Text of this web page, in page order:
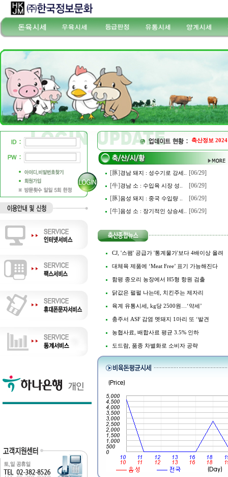
축산정보
[豚] 경남 돼지 : 성수기로 강세..
[06/29]
[牛] 경남 소 : 수입육 시장 성..
[06/29]
[豚] 음성 돼지 : 중국 수입량 ..
[06/29]
[牛] 음성 소 : 장기적인 상승세.. [06/29]
CJ, '스팸' 공급가 '통계물가'보다 4배이상 올려
대체육 제품에 ‘Meat Free’ 표기 가능해진다
함평 종오리 농장에서 H5형 항원 검출
닭값은 펄펄 나는데, 치킨주는 제자리
육계 유통시세, kg당 2500원…‘약세’
충주서 ASF 감염 멧돼지 1마리 또 ‘발견
농협사료, 배합사료 평균 3.5% 인하
도드람, 품종 차별화로 소비자 공략